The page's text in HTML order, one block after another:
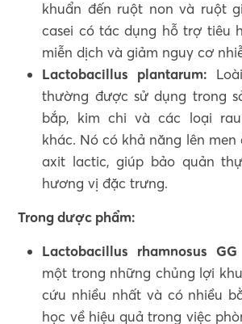
khuẩn đến ruột non và ruột
casei có tác dụng hỗ trợ tiêu
miễn dịch và giảm nguy cơ
Lactobacillus plantarum:
thường được sử dụng trong
bắp, kim chi và các loại
khác. Nó có khả năng lên
axit lactic, giúp bảo quản
hương vị đặc trưng.
Trong dược phẩm:
Lactobacillus rhamnosus GG
một trong những chủng lợi
cứu nhiều nhất và có nhiều
học về hiệu quả trong việc